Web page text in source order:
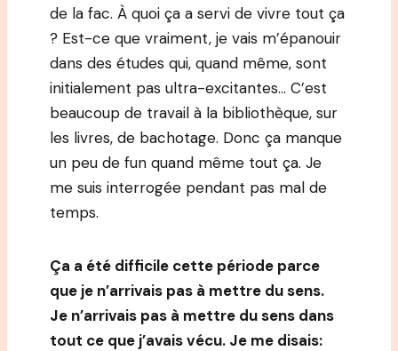
de la fac. À quoi ça a servi de vivre tout ça
? Est-ce que vraiment, je vais m’épanouir
dans des études qui, quand même, sont
initialement pas ultra-excitantes… C’est
beaucoup de travail à la bibliothèque, sur
les livres, de bachotage. Donc ça manque
un peu de fun quand même tout ça. Je
me suis interrogée pendant pas mal de
temps.
Ça a été difficile cette période parce
que je n’arrivais pas à mettre du sens.
Je n’arrivais pas à mettre du sens dans
tout ce que j’avais vécu. Je me disais: